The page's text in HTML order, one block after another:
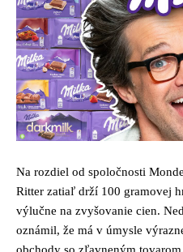
Na rozdiel od spoločnosti
Ritter zatiaľ drží 100 gramovej
výlučne na zvyšovanie cien.
oznámil, že má v úmysle
obchody so zľavneným tovarom.